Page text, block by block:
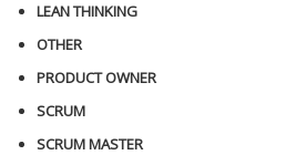
LEAN THINKING
OTHER
PRODUCT OWNER
SCRUM
SCRUM MASTER